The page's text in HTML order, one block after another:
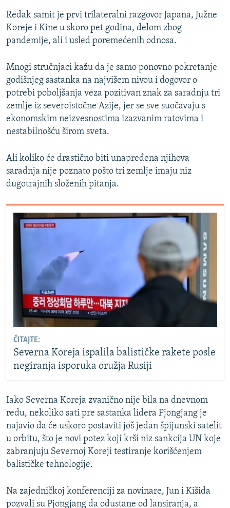
Redak samit je prvi trilateralni razgovor Japana, Južne
Koreje i Kine u skoro pet godina, delom zbog
pandemije, ali i usled poremećenih odnosa.
Mnogi stručnjaci kažu da je samo ponovno pokretanje
godišnjeg sastanka na najvišem nivou i dogovor o
potrebi poboljšanja veza pozitivan znak za saradnju tri
zemlje iz severoistočne Azije, jer se sve suočavaju s
ekonomskim neizvesnostima izazvanim ratovima i
nestabilnošću širom sveta.
Ali koliko će drastično biti unapređena njihova
saradnja nije poznato pošto tri zemlje imaju niz
dugotrajnih složenih pitanja.
ČITAJTE:
Severna Koreja ispalila balističke rakete posle
negiranja isporuka oružja Rusiji
Iako Severna Koreja zvanično nije bila na dnevnom
redu, nekoliko sati pre sastanka lidera Pjongjang je
najavio da će uskoro postaviti još jedan špijunski satelit
u orbitu, što je novi potez koji krši niz sankcija UN koje
zabranjuju Severnoj Koreji testiranje korišćenjem
balističke tehnologije.
Na zajedničkoj konferenciji za novinare, Jun i Kišida
pozvali su Pjongjang da odustane od lansiranja, a